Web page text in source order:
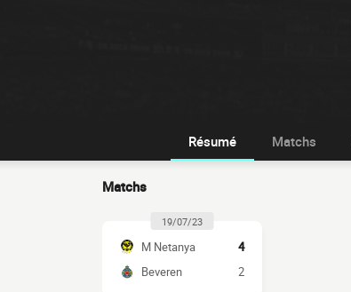
Résumé Matchs
Matchs
19/07/23
M Netanya
4
Beveren
2